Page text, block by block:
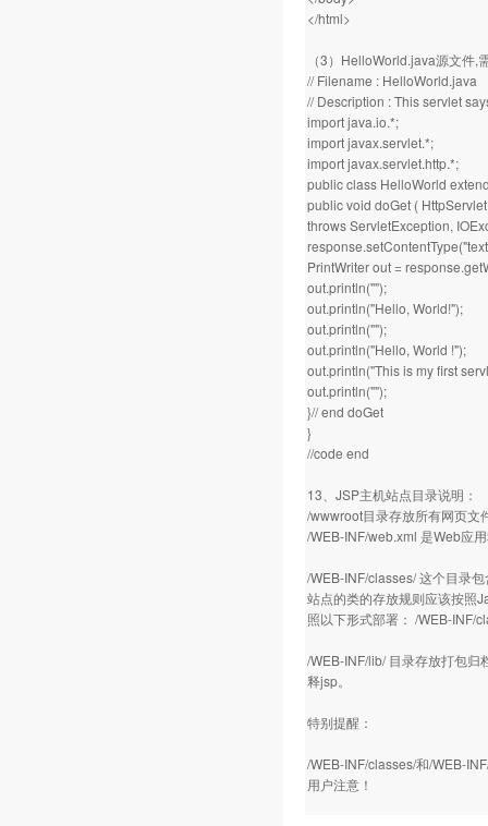
</html>
（3）HelloWorld.java源文件
// Filename : HelloWorld.java
// Description : This servlet
import java.io.*;
import javax.servlet.*;
import javax.servlet.http.*;
public class HelloWorld
public void doGet (
throws ServletException,
PrintWriter out =
out.println("");
out.println("Hello, World!");
out.println("");
out.println("Hello, World !");
out.println("This is my first
out.println("");
}// end doGet
}
//code end
13、JSP主机站点目录说明：
/wwwroot目录存放所有网页
/WEB-INF/web.xml 是Web应
/WEB-INF/classes/ 这个目录
站点的类的存放规则应该按照
照以下形式部署： /WEB-INF/
/WEB-INF/lib/ 目录存放打包
释jsp。
特别提醒：
/WEB-INF/classes/和/WEB-
用户注意！